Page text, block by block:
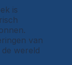
is
van
wereld